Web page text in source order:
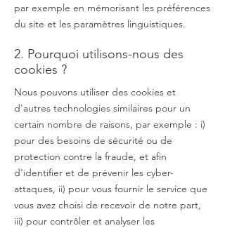
par exemple en mémorisant les préférences
du site et les paramètres linguistiques.
2. Pourquoi utilisons-nous des
cookies ?
Nous pouvons utiliser des cookies et
d'autres technologies similaires pour un
certain nombre de raisons, par exemple : i)
pour des besoins de sécurité ou de
protection contre la fraude, et afin
d'identifier et de prévenir les cyber-
attaques, ii) pour vous fournir le service que
vous avez choisi de recevoir de notre part,
iii) pour contrôler et analyser les